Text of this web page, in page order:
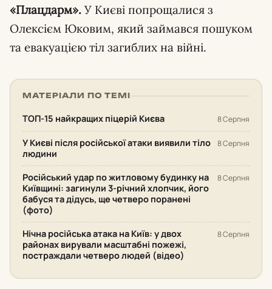
«Плацдарм». У Києві попрощалися з
Олексієм Юковим, який займався пошуком
та евакуацією тіл загиблих на війні.
МАТЕРІАЛИ ПО ТЕМІ
ТОП-15 найкращих піцерій Києва 8 Серпня
У Києві після російської атаки виявили тіло
людини
8 Серпня
Російський удар по житловому будинку на
Київщині: загинули 3-річний хлопчик, його
бабуся та дідусь, ще четверо поранені
(фото)
8 Серпня
Нічна російська атака на Київ: у двох
районах вирували масштабні пожежі,
постраждали четверо людей (відео)
8 Серпня